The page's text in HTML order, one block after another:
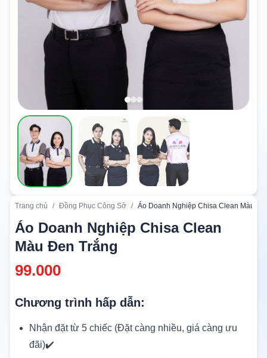
Trang chủ / Đồng Phục Công Sở / Áo Doanh Nghiệp Chisa Clean Màu
Áo Doanh Nghiệp Chisa Clean
Màu Đen Trắng
99.000
Chương trình hấp dẫn:
Nhận đặt từ 5 chiếc (Đặt càng nhiều, giá càng ưu
đãi)✔️